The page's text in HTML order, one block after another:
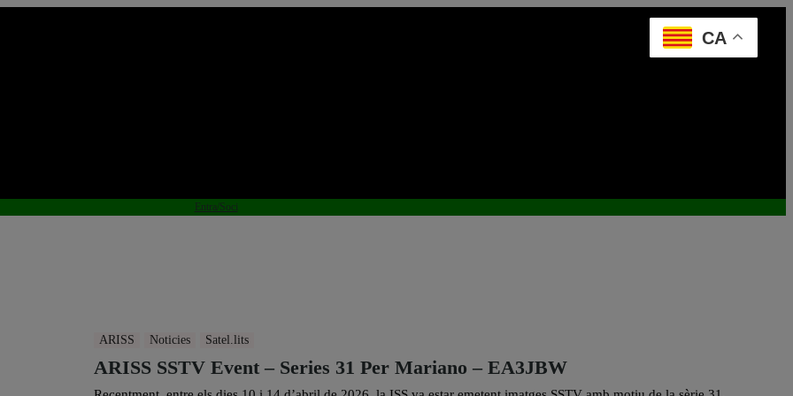
Entra/Soci
ARISS Noticies Satel.lits
ARISS SSTV Event – Series 31 Per Mariano – EA3JBW
CA